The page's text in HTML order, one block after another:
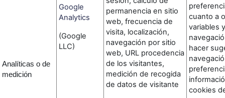
Analíticas o de
medición
Google
Analytics
(Google
LLC)
permanencia en sitio
web, frecuencia de
visita, localización,
navegación por sitio
web, URL procedencia
de los visitantes,
medición de recogida
de datos de visitante
cuanto a
variables
hacer
cookies